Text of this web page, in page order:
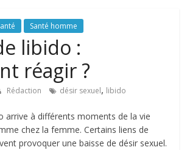
Santé homme
libido :
réagir ?
Rédaction désir sexuel, libido
arrive à différents moments de la vie
chez la femme. Certains liens de
provoquer une baisse de désir sexuel.